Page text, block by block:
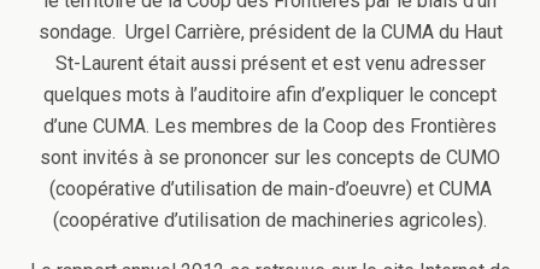
sondage. Urgel Carrière, président de la CUMA du Haut
St-Laurent était aussi présent et est venu adresser
quelques mots à l’auditoire afin d’expliquer le concept
d’une CUMA. Les membres de la Coop des Frontières
sont invités à se prononcer sur les concepts de CUMO
(coopérative d’utilisation de main-d’oeuvre) et CUMA
(coopérative d’utilisation de machineries agricoles).